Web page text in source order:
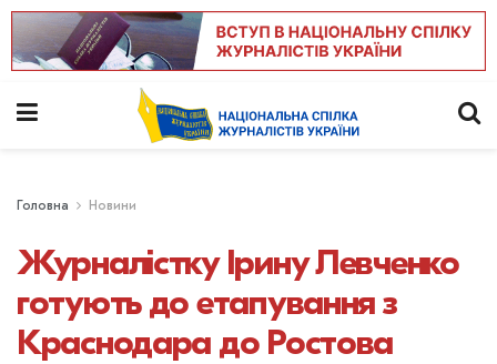
Головна Новини
Журналістку Ірину Левченко
готують до етапування з
Краснодара до Ростова